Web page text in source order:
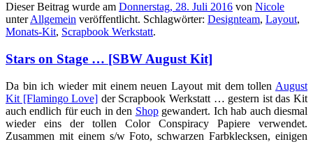
Dieser Beitrag wurde am Donnerstag, 28. Juli 2016 von Nicole
unterAllgemein veröffentlicht. Schlagwörter: Designteam, Layout,
Monats-Kit, Scrapbook Werkstatt.
Stars on Stage … [SBW August Kit]
Da bin ich wieder mit einem neuen Layout mit dem tollen August
Kit [Flamingo Love] der Scrapbook Werkstatt … gestern ist das Kit
auch endlich für euch in den Shopgewandert. Ich hab auch diesmal
wieder eins der tollen Color Conspiracy Papiere verwendet.
Zusammen mit einem s/w Foto, schwarzen Farbklecksen, einigen